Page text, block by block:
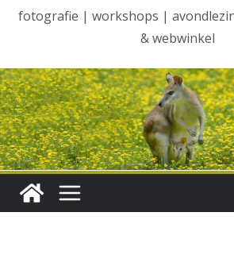
fotografie | workshops |
& webwinkel